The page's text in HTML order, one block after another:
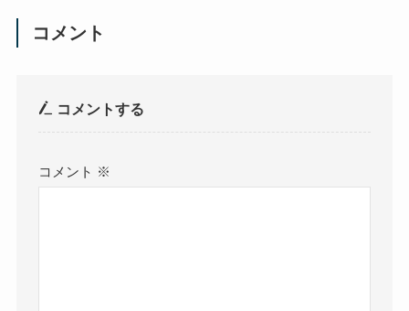
コメント
コメントする
コメント ※